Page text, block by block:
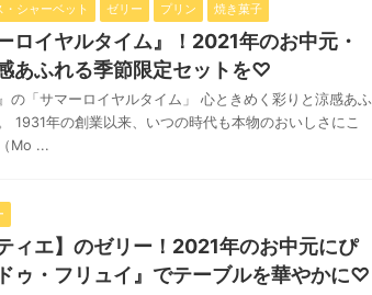
・シャーベット ゼリー プリン 焼き菓子
ロイヤルタイム』！2021年のお中元・
あふれる季節限定セットを♡
の「サマーロイヤルタイム」 心ときめく彩りと涼感あふ
1931年の創業以来、いつの時代も本物のおいしさにこ
Mo ...
ィエ】のゼリー！2021年のお中元にぴ
ゥ・フリュイ』でテーブルを華やかに♡